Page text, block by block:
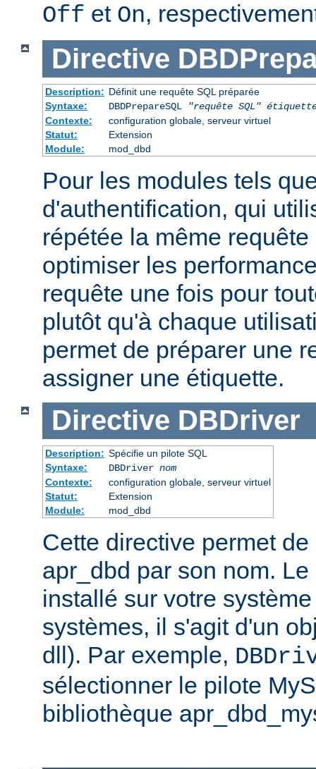
Off et On,
Directive
Description: Définit une requête SQL préparée
Syntaxe:
DBDPrepareSQL "requête SQL"
Contexte:
configuration globale, serveur virtuel
Statut:
Extension
Module:
mod_dbd
Pour les modules tels
d'authentification, qui
répétée la même
optimiser les
requête une fois pour
plutôt qu'à chaque
permet de préparer une
assigner une étiquette.
Directive DBDriver
Description: Spécifie un pilote SQL
Syntaxe:
DBDriver nom
Contexte:
configuration globale, serveur virtuel
Statut:
Extension
Module:
mod_dbd
Cette directive permet
apr_dbd par son nom.
installé sur votre
systèmes, il s'agit d'un
dll). Par exemple,
sélectionner le pilote
bibliothèque